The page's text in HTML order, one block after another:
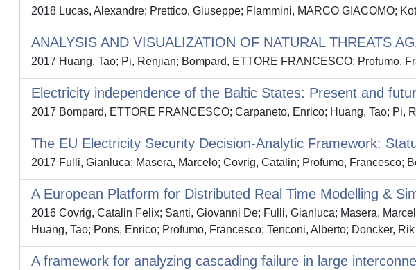
2018 Lucas, Alexandre; Prettico, Giuseppe; Flammini, MARCO GIACOMO;
ANALYSIS AND VISUALIZATION OF NATURAL THREATS
2017 Huang, Tao; Pi, Renjian; Bompard, ETTORE FRANCESCO; Profumo,
Electricity independence of the Baltic States: Present and
2017 Bompard, ETTORE FRANCESCO; Carpaneto, Enrico; Huang, Tao; Pi,
The EU Electricity Security Decision-Analytic Framework:
2017 Fulli, Gianluca; Masera, Marcelo; Covrig, Catalin; Profumo, Francesco;
A European Platform for Distributed Real Time Modelling &
2016 Covrig, Catalin Felix; Santi, Giovanni De; Fulli, Gianluca; Masera,
Huang, Tao; Pons, Enrico; Profumo, Francesco; Tenconi, Alberto; Doncker,
A framework for analyzing cascading failure in large